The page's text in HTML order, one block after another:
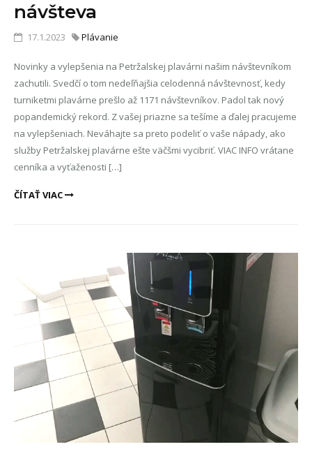
návšteva
17.1.2023 Plávanie
Novinky a vylepšenia na Petržalskej plavárni našim návštevníkom
zachutili. Svedčí o tom nedeľňajšia celodenná návštevnosť, kedy
turniketmi plavárne prešlo až 1171 návštevníkov. Padol tak nový
popandemický rekord. Z vašej priazne sa tešíme a ďalej pracujeme
na vylepšeniach. Neváhajte sa preto podeliť o vaše nápady, ako
služby Petržalskej plavárne ešte väčšmi vycibriť. VIAC INFO vrátane
cenníka a vyťaženosti […]
ČÍTAŤ VIAC